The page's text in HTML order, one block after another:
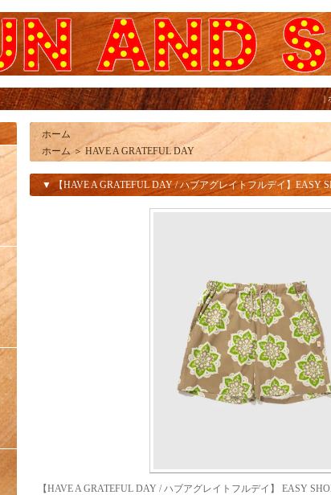
|
ホーム
ホーム ＞ HAVE A GRATEFUL DAY
▼ 【HAVE A GRATEFUL DAY / ハブアグレイトフルデイ】EASY
【HAVE A GRATEFUL DAY / ハブアグレイトフルデイ】 EASY